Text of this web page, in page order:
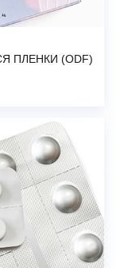
ПЛЕНКИ (ODF)